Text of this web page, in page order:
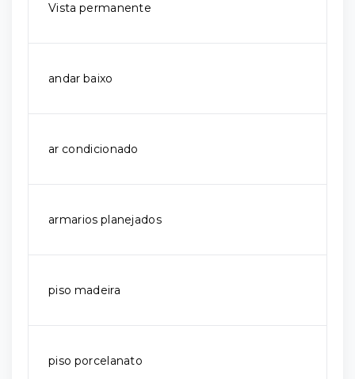
Vista permanente
andar baixo
ar condicionado
armarios planejados
piso madeira
piso porcelanato